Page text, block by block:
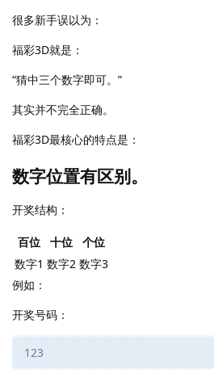
很多新手误以为：
福彩3D就是：
“猜中三个数字即可。”
其实并不完全正确。
福彩3D最核心的特点是：
数字位置有区别。
开奖结构：
百位 十位
个位
数字1 数字2 数字3
例如：
开奖号码：
123